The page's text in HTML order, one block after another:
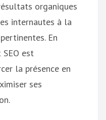
organiques
internautes à la
En
est
la présence en
ses